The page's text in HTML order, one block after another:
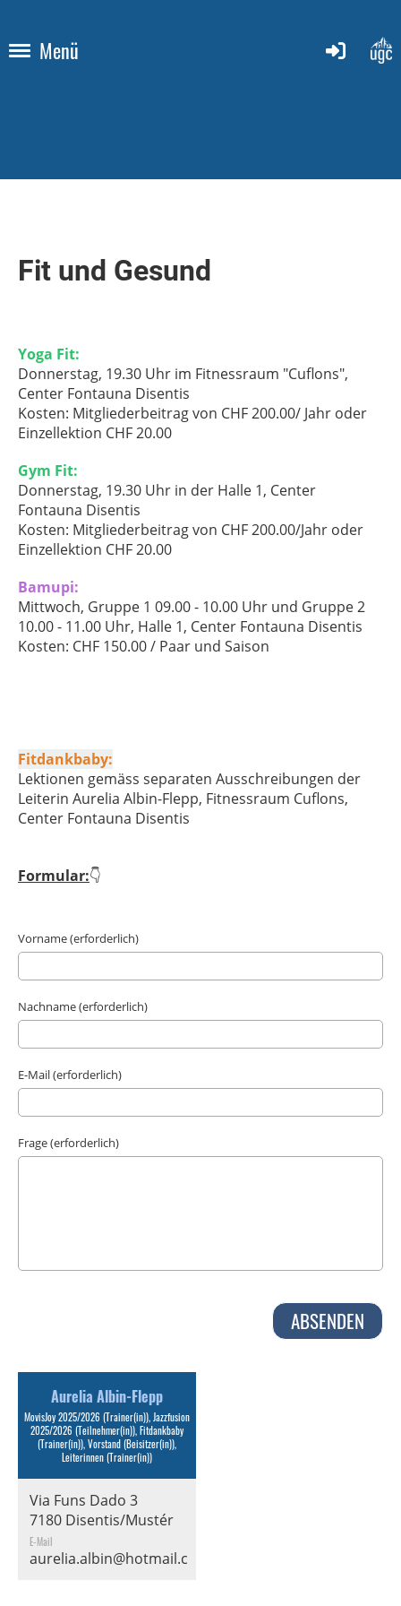
Menü
Fit und Gesund
Yoga Fit:
Donnerstag, 19.30 Uhr im Fitnessraum "Cuflons",
Center Fontauna Disentis
Kosten: Mitgliederbeitrag von CHF 200.00/ Jahr oder
Einzellektion CHF 20.00
Gym Fit:
Donnerstag, 19.30 Uhr in der Halle 1, Center
Fontauna Disentis
Kosten: Mitgliederbeitrag von CHF 200.00/Jahr oder
Einzellektion CHF 20.00
Bamupi:
Mittwoch, Gruppe 1 09.00 - 10.00 Uhr und Gruppe 2
10.00 - 11.00 Uhr, Halle 1, Center Fontauna Disentis
Kosten: CHF 150.00 / Paar und Saison
Fitdankbaby:
Lektionen gemäss separaten Ausschreibungen der
Leiterin Aurelia Albin-Flepp, Fitnessraum Cuflons,
Center Fontauna Disentis
Formular:👇
Vorname (erforderlich)
Nachname (erforderlich)
E-Mail (erforderlich)
Frage (erforderlich)
Aurelia Albin-Flepp
MovisJoy 2025/2026 (Trainer(in)), Jazzfusion
2025/2026 (Teilnehmer(in)), Fitdankbaby
(Trainer(in)), Vorstand (Beisitzer(in)),
Leiterinnen (Trainer(in))
Via Funs Dado 3
7180 Disentis/Mustér
E-Mail
aurelia.albin@hotmail.com